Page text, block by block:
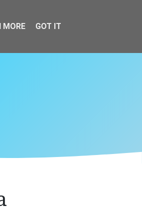
MORE GOT IT